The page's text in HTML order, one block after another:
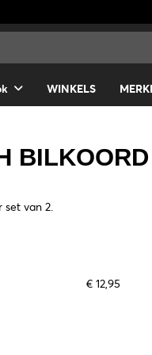
WINKELS
set van 2.
€ 12,95